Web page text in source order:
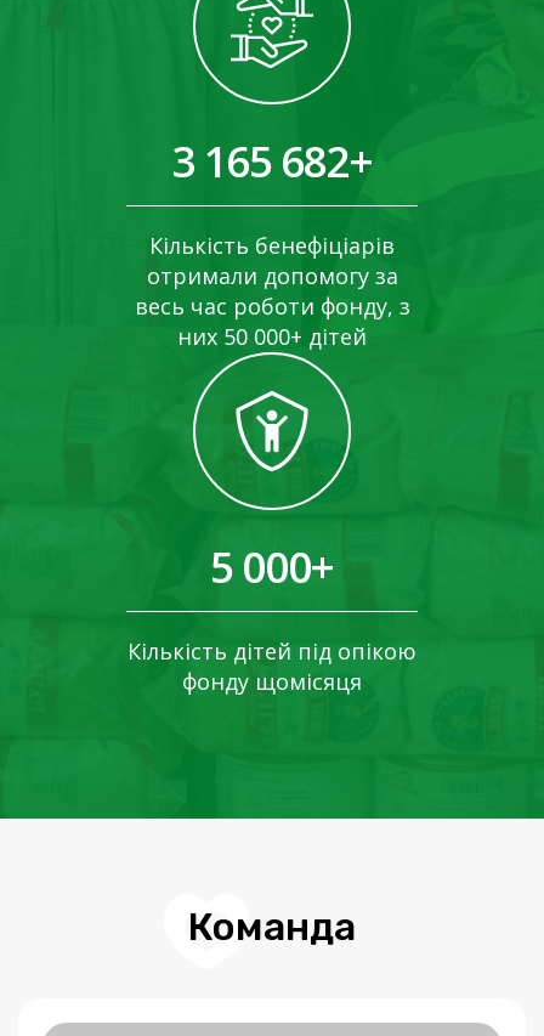
3 165 682+
Кількість бенефіціарів
отримали допомогу за
весь час роботи фонду, з
них 50 000+ дітей
5 000+
Кількість дітей під опікою
фонду щомісяця
Команда
Костянтин Голубятніков